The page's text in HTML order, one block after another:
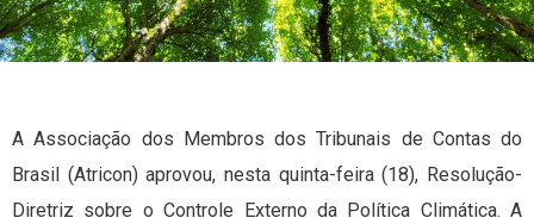
A Associação dos Membros dos Tribunais de Contas do
Brasil (Atricon) aprovou, nesta quinta-feira (18), Resolução-
Diretriz sobre o Controle Externo da Política Climática. A